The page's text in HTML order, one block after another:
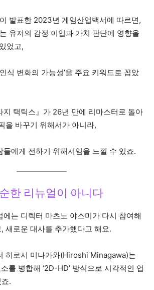
발표한 2023년 게임산업백서에 따르면,
유저의 감정 이입과 가치 판단에 영향을
었고,
식 변화의 가능성’을 주요 키워드로 꼽았
지 택틱스』가 26년 만에 리마스터로 돌아
을 바꾸기 위해서가 아니라,
들에게 전하기 위해서임을 느낄 수 있죠.
한 리뉴얼이 아니다
에는 디렉터 마츠노 야스미가 다시 참여해
새로운 대사를 추가했다고 해요.
히로시 미나가와(Hiroshi Minagawa)는
를 병합해 ‘2D-HD’ 방식으로 시각적인 업
.